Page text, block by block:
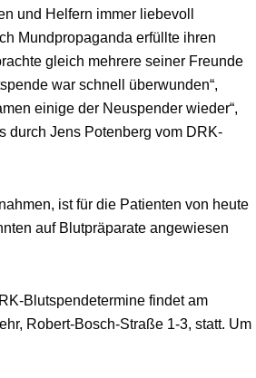
und Helfern immer liebevoll
Mundpropaganda erfüllte ihren
gleich mehrere seiner Freunde
war schnell überwunden“,
einige der Neuspender wieder“,
durch Jens Potenberg vom DRK-
ist für die Patienten von heute
auf Blutpräparate angewiesen
Blutspendetermine findet am
Robert-Bosch-Straße 1-3, statt. Um